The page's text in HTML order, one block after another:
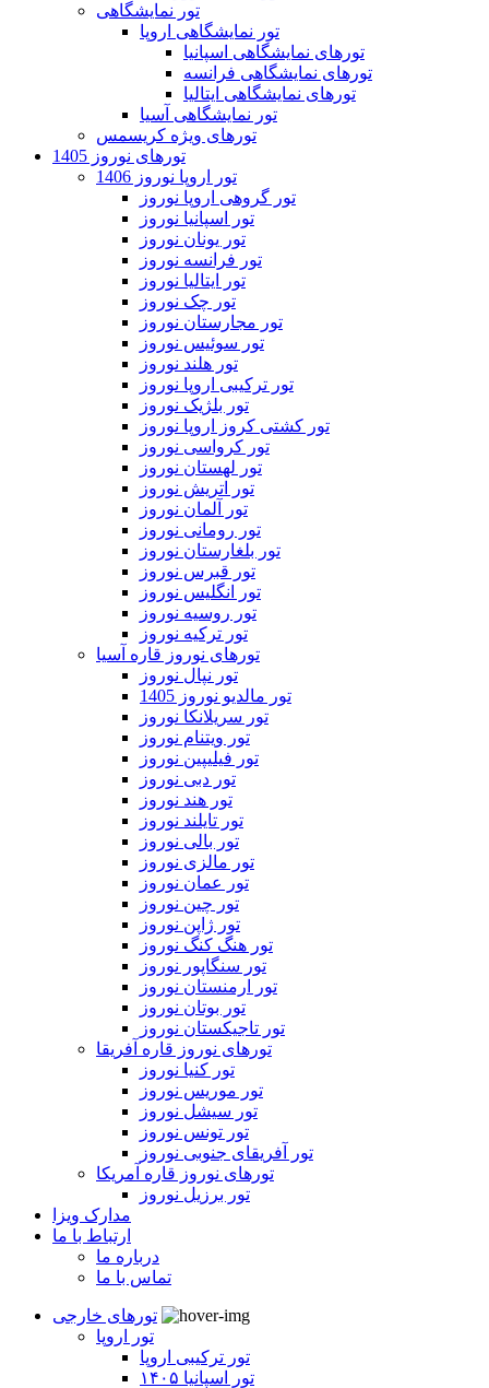
تور نمایشگاهی
تور نمایشگاهی اروپا
تورهای نمایشگاهی اسپانیا
تورهای نمایشگاهی فرانسه
تورهای نمایشگاهی ایتالیا
تور نمایشگاهی آسیا
تورهای ویژه کریسمس
تورهای نوروز 1405
تور اروپا نوروز 1406
تور گروهی اروپا نوروز
تور اسپانیا نوروز
تور یونان نوروز
تور فرانسه نوروز
تور ایتالیا نوروز
تور چک نوروز
تور مجارستان نوروز
تور سوئیس نوروز
تور هلند نوروز
تور ترکیبی اروپا نوروز
تور بلژیک نوروز
تور کشتی کروز اروپا نوروز
تور کرواسی نوروز
تور لهستان نوروز
تور اتریش نوروز
تور آلمان نوروز
تور رومانی نوروز
تور بلغارستان نوروز
تور قبرس نوروز
تور انگلیس نوروز
تور روسیه نوروز
تور ترکیه نوروز
تورهای نوروز قاره آسیا
تور نپال نوروز
تور مالدیو نوروز 1405
تور سریلانکا نوروز
تور ویتنام نوروز
تور فیلیپین نوروز
تور دبی نوروز
تور هند نوروز
تور تایلند نوروز
تور بالی نوروز
تور مالزی نوروز
تور عمان نوروز
تور چین نوروز
تور ژاپن نوروز
تور هنگ کنگ نوروز
تور سنگاپور نوروز
تور ارمنستان نوروز
تور بوتان نوروز
تور تاجیکستان نوروز
تورهای نوروز قاره آفریقا
تور کنیا نوروز
تور موریس نوروز
تور سیشل نوروز
تور تونس نوروز
تور آفریقای جنوبی نوروز
تورهای نوروز قاره آمریکا
تور برزیل نوروز
مدارک ویزا
ارتباط با ما
درباره ما
تماس با ما
تورهای خارجی
تور اروپا
تور ترکیبی اروپا
تور اسپانیا ۱۴۰۵